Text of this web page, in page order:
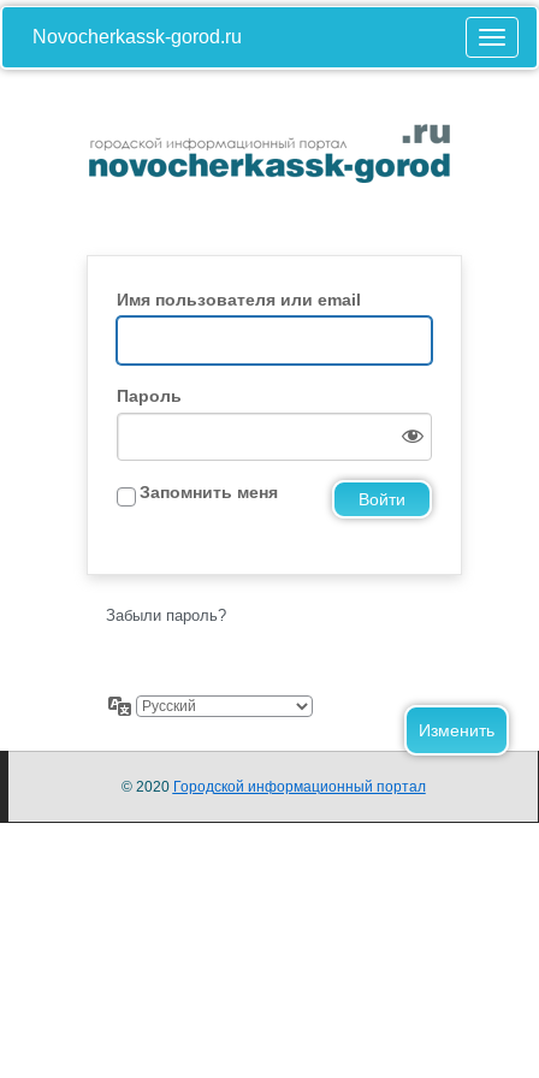
Novocherkassk-gorod.ru
Имя пользователя или email
Пароль
Запомнить меня
Забыли пароль?
© 2020 Городской информационный портал